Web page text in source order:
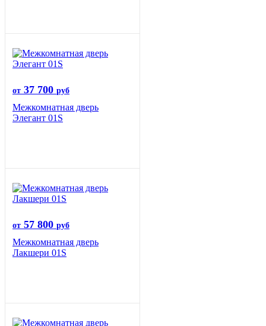
от 37 700 руб
Межкомнатная дверь
Элегант 01S
от 57 800 руб
Межкомнатная дверь
Лакшери 01S